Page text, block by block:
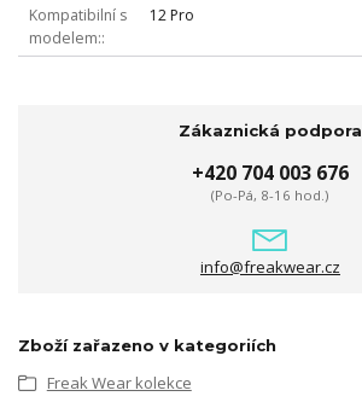
Kompatibilní s
modelem:
12 Pro
Zákaznická podpora
+420 704 003 676
(Po-Pá, 8-16 hod.)
info@freakwear.cz
Zboží zařazeno v kategoriích
Freak Wear kolekce